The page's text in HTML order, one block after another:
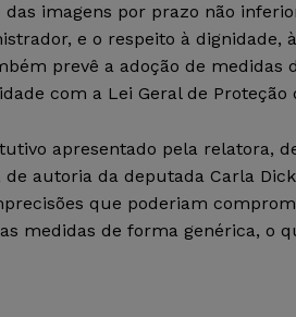
imagens por prazo não
e o respeito à dignidade,
prevê a adoção de
com a Lei Geral de Proteção
apresentado pela relatora,
de autoria da deputada Carla
que poderiam
medidas de forma genérica, o